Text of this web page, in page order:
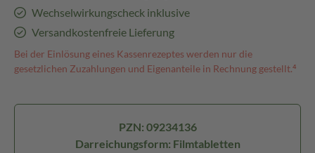
Wechselwirkungscheck inklusive
Versandkostenfreie Lieferung
Bei der Einlösung eines Kassenrezeptes werden nur die
gesetzlichen Zuzahlungen und Eigenanteile in Rechnung gestellt.⁴
PZN: 09234136
Darreichungsform: Filmtabletten